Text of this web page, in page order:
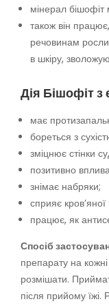
мінерал бішофіт
також він
речовинам
в шкіру,
Дія Бішофіт з
має
бореться з
зміцнює стінки
позитивно
знімає набряки;
сприяє кров’яної
працює, як
Спосіб
препарату на
розмішати.
після прийому